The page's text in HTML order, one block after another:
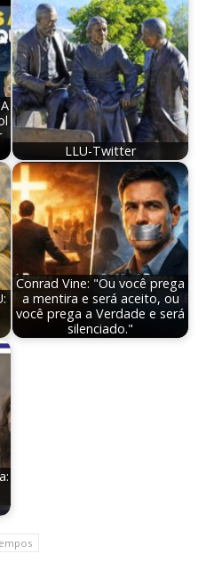
LLU-Twitter
Conrad Vine: "Ou você prega
a mentira e será aceito, ou
você prega a Verdade e será
silenciado."